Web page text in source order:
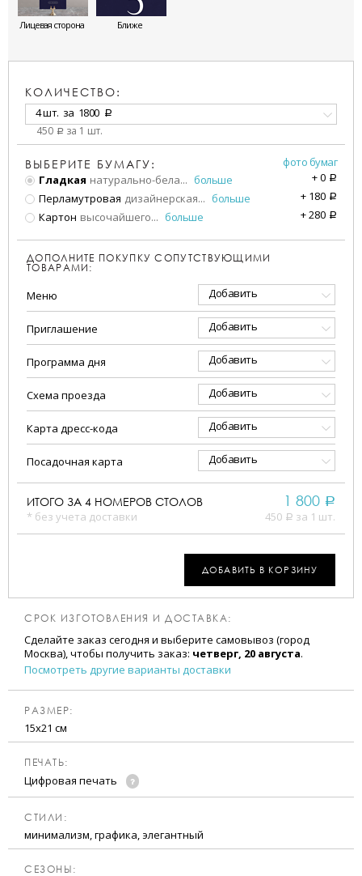
Лицевая сторона Ближе
КОЛИЧЕСТВО:
4 шт. за 1800 a
450 a за 1 шт.
ВЫБЕРИТЕ БУМАГУ:
фото бумаг
Гладкая натурально-бела... больше +0 a
Перламутровая дизайнерская... больше + 180 a
Картон высочайшего... больше +280 a
ДОПОЛНИТЕ ПОКУПКУ СОПУТСТВУЮЩИМИ
ТОВАРАМИ:
Меню Добавить
Приглашение Добавить
Программа дня Добавить
Схема проезда Добавить
Карта дресс-кода Добавить
Посадочная карта Добавить
ИТОГО ЗА 4 НОМЕРОВ СТОЛОВ
* без учета доставки
1 800 a
450 a за 1 шт.
ДОБАВИТЬ В КОРЗИНУ
СРОК ИЗГОТОВЛЕНИЯ И ДОСТАВКА:
Сделайте заказ сегодня и выберите самовывоз (город
Москва), чтобы получить заказ: четверг, 20 августа.
Посмотреть другие варианты доставки
РАЗМЕР:
15х21 см
ПЕЧАТЬ:
Цифровая печать
CТИЛИ:
минимализм, графика, элегантный
CЕЗОНЫ: